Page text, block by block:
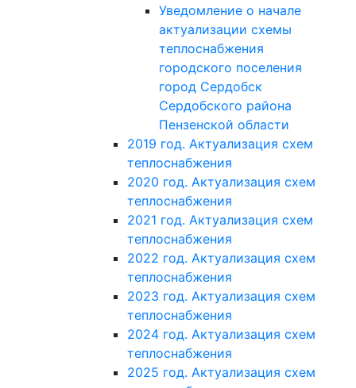
Уведомление о начале
актуализации схемы
теплоснабжения
городского поселения
город Сердобск
Сердобского района
Пензенской области
2019 год. Актуализация схем
теплоснабжения
2020 год. Актуализация схем
теплоснабжения
2021 год. Актуализация схем
теплоснабжения
2022 год. Актуализация схем
теплоснабжения
2023 год. Актуализация схем
теплоснабжения
2024 год. Актуализация схем
теплоснабжения
2025 год. Актуализация схем